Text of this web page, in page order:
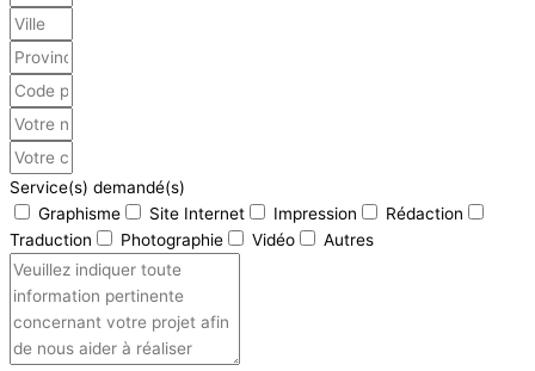
Service(s) demandé(s)
Graphisme
Site Internet Impression
Rédaction
Traduction
Photographie Vidéo Autres